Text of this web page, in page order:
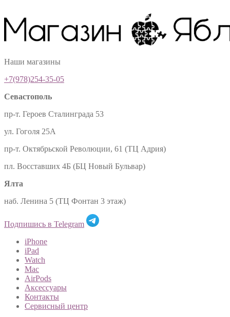
Наши магазины
+7(978)254-35-05
Севастополь
пр-т. Героев Сталинграда 53
ул. Гоголя 25А
пр-т. Октябрьской Революции, 61 (ТЦ Адрия)
пл. Восставших 4Б (БЦ Новый Бульвар)
Ялта
наб. Ленина 5 (ТЦ Фонтан 3 этаж)
Подпишись в Telegram
iPhone
iPad
Watch
Mac
AirPods
Аксессуары
Контакты
Сервисный центр